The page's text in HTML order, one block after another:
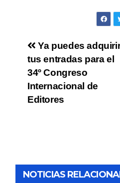
Ya puedes
tus entradas para el
34º Congreso
Internacional de
Editores
NOTICIAS